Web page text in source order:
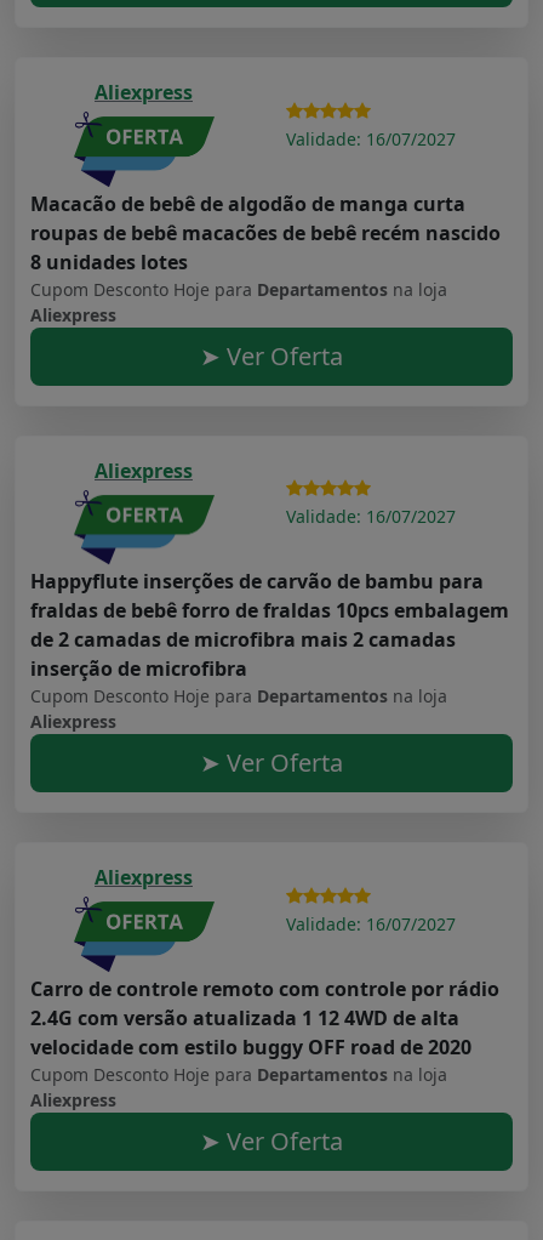
Aliexpress
Validade: 16/07/2027
Macacão de bebê de algodão de manga curta
roupas de bebê macacões de bebê recém nascido
8 unidades lotes
Cupom Desconto Hoje para Departamentos na loja
Aliexpress
➤ Ver Oferta
Aliexpress
Validade: 16/07/2027
Happyflute inserções de carvão de bambu para
fraldas de bebê forro de fraldas 10pcs embalagem
de 2 camadas de microfibra mais 2 camadas
inserção de microfibra
Cupom Desconto Hoje para Departamentos na loja
Aliexpress
➤ Ver Oferta
Aliexpress
Validade: 16/07/2027
Carro de controle remoto com controle por rádio
2.4G com versão atualizada 1 12 4WD de alta
velocidade com estilo buggy OFF road de 2020
Cupom Desconto Hoje para Departamentos na loja
Aliexpress
➤ Ver Oferta